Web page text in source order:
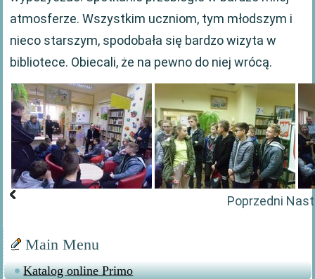
atmosferze. Wszystkim uczniom, tym młodszym i
nieco starszym, spodobała się bardzo wizyta w
bibliotece. Obiecali, że na pewno do niej wrócą.
Poprzedni
Main Menu
Katalog online Primo